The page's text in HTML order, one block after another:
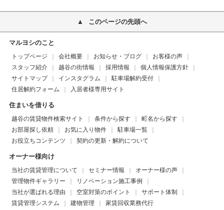
このページの先頭へ
マルヨシのこと
トップページ 会社概要 お知らせ・ブログ
お客様の声
スタッフ紹介
越谷の街情報 採用情報
個人情報保護方針
サイトマップ
インスタグラム
駐車場解約受付
住居解約フォーム
入居者様専用サイト
住まいを借りる
越谷の賃貸物件検索サイト 条件から探す
町名から探す
お部屋探し依頼
お気に入り物件
駐車場一覧
お役立ちコンテンツ
契約の更新・解約について
オーナー様向け
当社の賃貸管理について セミナー情報
オーナー様の声
管理物件ギャラリー
リノベーション施工事例
当社が選ばれる理由
空室対策のポイント
サポート体制
賃貸管理システム
建物管理 家賃回収業務代行